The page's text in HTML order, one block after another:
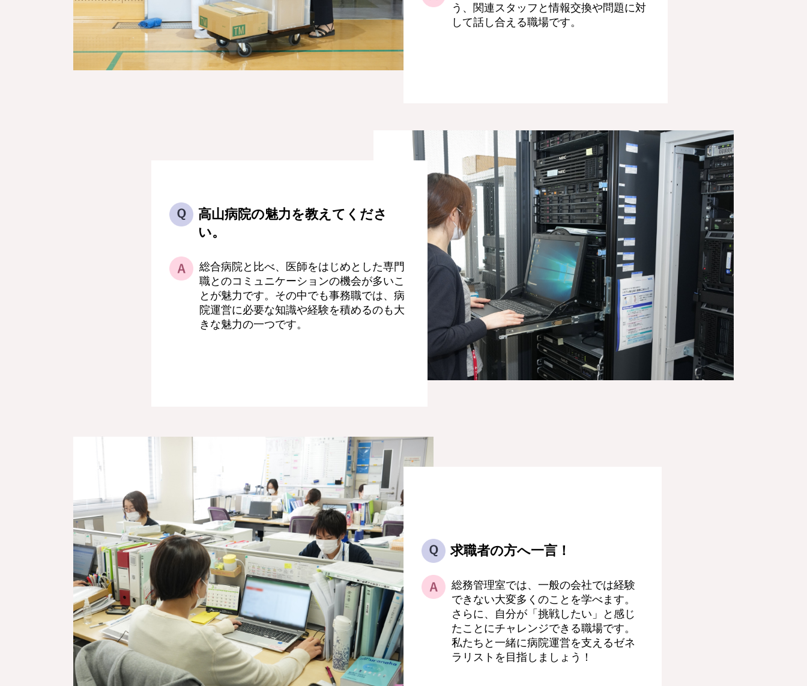
う、関連スタッフと情報交換や問題に対
して話し合える職場です。
高山病院の魅力を教えてくださ
い。
総合病院と比べ、医師をはじめとした専門
職とのコミュニケーションの機会が多いこ
とが魅力です。その中でも事務職では、病
院運営に必要な知識や経験を積めるのも大
きな魅力の一つです。
求職者の方へ一言！
総務管理室では、一般の会社では経験
できない大変多くのことを学べます。
さらに、自分が「挑戦したい」と感じ
たことにチャレンジできる職場です。
私たちと一緒に病院運営を支えるゼネ
ラリストを目指しましょう！